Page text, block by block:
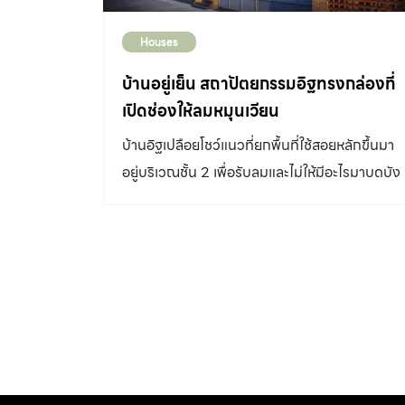
Houses
บ้านอยู่เย็น สถาปัตยกรรมอิฐทรงกล่องที่
เปิดช่องให้ลมหมุนเวียน
บ้านอิฐเปลือยโชว์แนวที่ยกพื้นที่ใช้สอยหลักขึ้นมา
อยู่บริเวณชั้น 2 เพื่อรับลมและไม่ให้มีอะไรมาบดบัง